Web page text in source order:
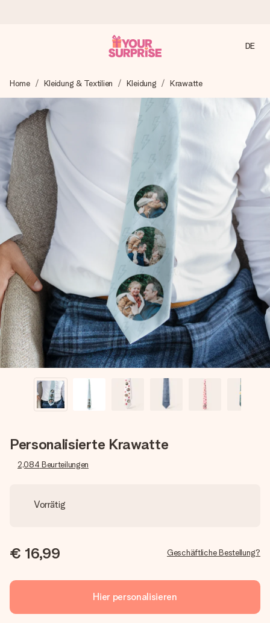
Wir bereiten dein Geschenk sorgfältig vor und schicken es
blitzschnell – damit du es genau zum richtigen Zeitpunkt
überreichen kannst, wenn es am meisten zählt.
4,8 (basierend auf +15.000 Bewertungen)
Unsere Geschenke begeistern. Kunden bewerten uns mit
4,8 bei Google Reviews (Gesamtergebnis aller Länder, in
die wir versenden).
Mit Liebe gemacht, im Handumdrehen
Erstelle etwas Einzigartiges in wenigen Schritten – mit
ihrem Namen, deinem Foto oder einer Nachricht von
Herzen. Kein Stress, nur pure Liebe für den perfekten
Moment.
DE
Home Kleidung & Textilien Kleidung Krawatte
Personalisierte Krawatte
2,084 Beurteilungen
Vorrätig
€ 16,99 Geschäftliche Bestellung?
Hier personalisieren